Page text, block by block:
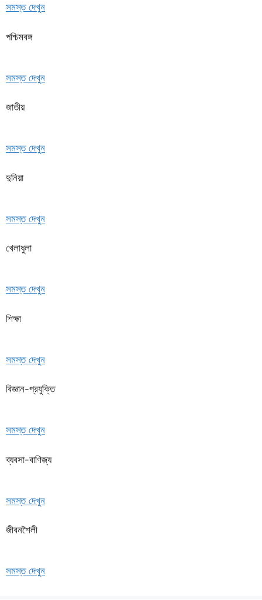
সমস্ত দেখুন
পশ্চিমবঙ্গ
সমস্ত দেখুন
জাতীয়
সমস্ত দেখুন
দুনিয়া
সমস্ত দেখুন
খেলাধুলা
সমস্ত দেখুন
শিক্ষা
সমস্ত দেখুন
বিজ্ঞান-প্রযুক্তি
সমস্ত দেখুন
ব্যবসা-বাণিজ্য
সমস্ত দেখুন
জীবনশৈলী
সমস্ত দেখুন